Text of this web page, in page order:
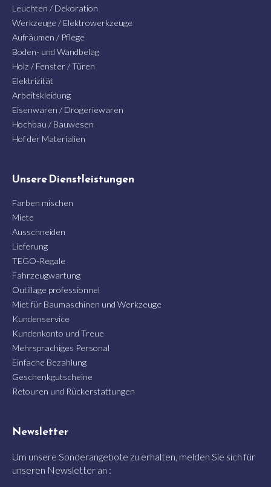
Leuchten / Dekoration
Werkzeuge / Elektrowerkzeuge
Aufräumen / Pflege
Boden- und Wandbelag
Holz / Fenster / Türen
Elektrizität
Arbeitskleidung
Eisenwaren / Drogeriewaren
Hochbau / Bauwesen
Hof der Materialien
Unsere Dienstleistungen
Farben mischen
Miete
Ausschneiden
Lieferung
TEGO-Regale
Fahrzeugwartung
Outillage professionnel
Miet für Baumaschinen und Werkzeuge
Kundenservice
Kundenkonto und Treue
Mehrsprachiges Personal
Einfache Bezahlung
Geschenkgutscheine
Retouren und Rückerstattungen
Newsletter
Um unsere Sonderangebote zu erhalten, melden Sie sich für
unseren Newsletter an :